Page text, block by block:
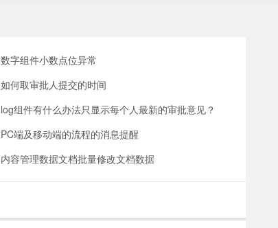
数字组件小数点位异常
如何取审批人提交的时间
log组件有什么办法只显示每个人最新的审批意见？
PC端及移动端的流程的消息提醒
内容管理数据文档批量修改文档数据